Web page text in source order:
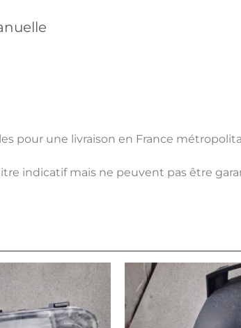
pour une livraison en France
indicatif mais ne peuvent pas être